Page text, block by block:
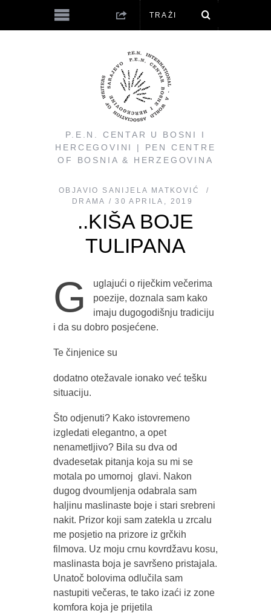
P.E.N. CENTAR U BOSNI I
HERCEGOVINI | PEN CENTRE
OF BOSNIA & HERZEGOVINA
OBJAVIO
SANIJELA MATKOVIĆ
DRAMA
30 APRILA, 2019
..KIŠA BOJE
TULIPANA
G
uglajući o riječkim večerima
poezije, doznala sam kako
imaju dugogodišnju tradiciju
i da su dobro posjećene.
Te činjenice su
dodatno otežavale ionako već tešku
situaciju.
Što odjenuti? Kako istovremeno
izgledati elegantno, a opet
nenametljivo? Bila su dva od
dvadesetak pitanja koja su mi se
motala po umornoj glavi. Nakon
dugog dvoumljenja odabrala sam
haljinu maslinaste boje i stari srebreni
nakit. Prizor koji sam zatekla u zrcalu
me posjetio na prizore iz grčkih
filmova. Uz moju crnu kovrdžavu kosu,
maslinasta boja je savršeno pristajala.
Unatoč bolovima odlučila sam
nastupiti večeras, te tako izaći iz zone
komfora koja je prijetila